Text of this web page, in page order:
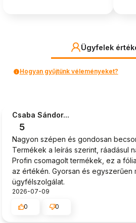
Ügyfelek
Hogyan gyűjtünk véleményeket?
Csaba Sándor...
5
Nagyon szépen és gondosan
Termékek a leírás szerint, ráadásul
Profin csomagolt termékek, ez a
az értékén. Gyorsan és egyszerűen
ügyfélszolgálat.
2026-07-09
0
0